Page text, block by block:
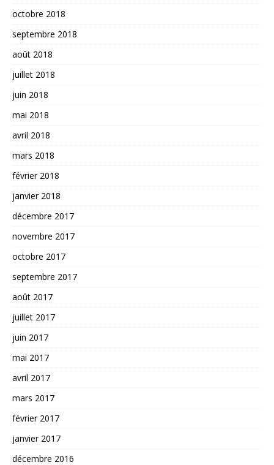
octobre 2018
septembre 2018
août 2018
juillet 2018
juin 2018
mai 2018
avril 2018
mars 2018
février 2018
janvier 2018
décembre 2017
novembre 2017
octobre 2017
septembre 2017
août 2017
juillet 2017
juin 2017
mai 2017
avril 2017
mars 2017
février 2017
janvier 2017
décembre 2016